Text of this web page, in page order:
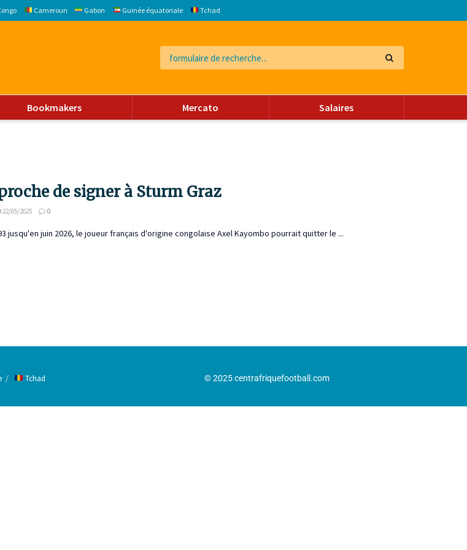
Cameroun Gabon Guinée équatoriale Tchad
Bookmakers Mercato Salaires
de signer à Sturm Graz
22/05/2025 0
jusqu'en juin 2026, le joueur français d'origine congolaise Axel Kayombo pourrait quitter le ...
Tchad © 2025 centrafriquefootball.com